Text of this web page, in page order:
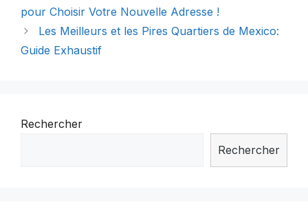
pour Choisir Votre Nouvelle Adresse !
Les Meilleurs et les Pires Quartiers de Mexico:
Guide Exhaustif
Rechercher
Rechercher